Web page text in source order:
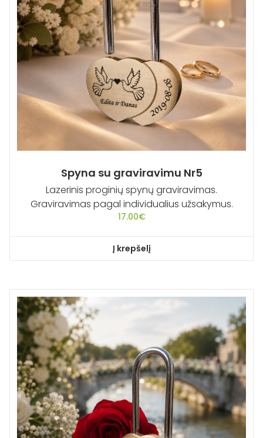
Spyna su graviravimu Nr5
Lazerinis proginių spynų graviravimas.
Graviravimas pagal individualius užsakymus.
17.00€
Į krepšelį